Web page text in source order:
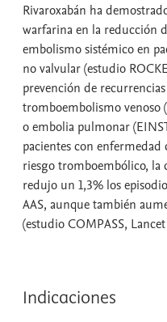
Rivaroxabán ha
warfarina en la reducción
embolismo sistémico en
no valvular (estudio
prevención de
tromboembolismo venoso
o embolia pulmonar
pacientes con enfermedad
riesgo tromboembólico, la
redujo un 1,3% los
AAS, aunque también
(estudio COMPASS, Lancet
Indicaciones